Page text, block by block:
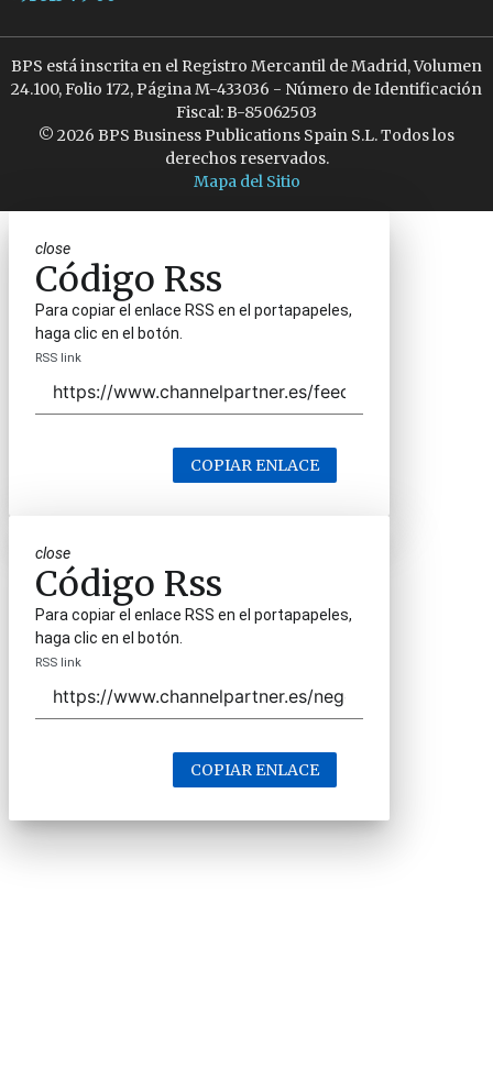
BPS está inscrita en el Registro Mercantil de Madrid, Volumen
24.100, Folio 172, Página M-433036 - Número de Identificación
Fiscal: B-85062503
© 2026 BPS Business Publications Spain S.L. Todos los
derechos reservados.
Mapa del Sitio
close
Código Rss
Para copiar el enlace RSS en el portapapeles,
haga clic en el botón.
RSS link
COPIAR ENLACE
close
Código Rss
Para copiar el enlace RSS en el portapapeles,
haga clic en el botón.
RSS link
COPIAR ENLACE